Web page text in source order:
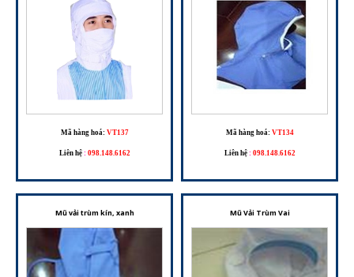
Mã hàng hoá: VT137
Liên hệ : 098.148.6162
Mã hàng hoá: VT134
Liên hệ : 098.148.6162
Mũ vải trùm kín, xanh Mũ Vải Trùm Vai